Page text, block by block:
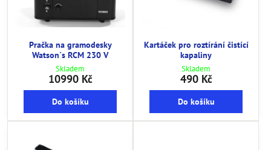
Pračka na gramodesky
Watson´s RCM 230 V
Skladem
10990 Kč
Do košíku
Kartáček pro roztírání čistící
kapaliny
Skladem
490 Kč
Do košíku